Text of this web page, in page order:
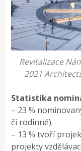
Revitalizace
2021
Statistika
– 23 %
či rodinné).
– 13 % tvoří
projekty